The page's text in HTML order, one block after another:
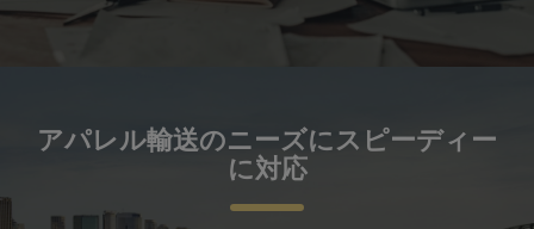
アパレル輸送のニーズにスピーディー
に対応